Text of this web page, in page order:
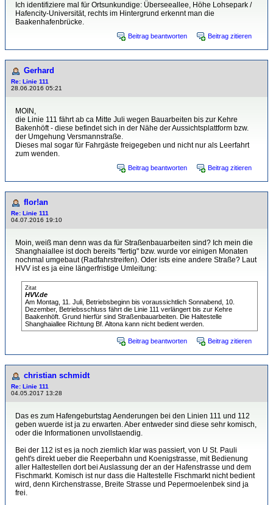
Ich identifiziere mal für Ortsunkundige: Überseeallee, Höhe Lohsepark /
Hafencity-Universität, rechts im Hintergrund erkennt man die
Baakenhafenbrücke.
Beitrag beantworten Beitrag zitieren
Gerhard
Re: Linie 111
28.06.2016 05:21
MOIN,
die Linie 111 fährt ab ca Mitte Juli wegen Bauarbeiten bis zur Kehre
Bakenhöft - diese befindet sich in der Nähe der Aussichtsplattform bzw.
der Umgehung Versmannstraße.
Dieses mal sogar für Fahrgäste freigegeben und nicht nur als Leerfahrt
zum wenden.
Beitrag beantworten Beitrag zitieren
flor!an
Re: Linie 111
04.07.2016 19:10
Moin, weiß man denn was da für Straßenbauarbeiten sind? Ich mein die
Shanghaiallee ist doch bereits "fertig" bzw. wurde vor einigen Monaten
nochmal umgebaut (Radfahrstreifen). Oder ists eine andere Straße? Laut
HVV ist es ja eine längerfristige Umleitung:
Zitat
HVV.de
Am Montag, 11. Juli, Betriebsbeginn bis voraussichtlich Sonnabend, 10.
Dezember, Betriebsschluss fährt die Linie 111 verlängert bis zur Kehre
Baakenhöft. Grund hierfür sind Straßenbauarbeiten. Die Haltestelle
Shanghaiallee Richtung Bf. Altona kann nicht bedient werden.
Beitrag beantworten Beitrag zitieren
christian schmidt
Re: Linie 111
04.05.2017 13:28
Das es zum Hafengeburtstag Aenderungen bei den Linien 111 und 112
geben wuerde ist ja zu erwarten. Aber entweder sind diese sehr komisch,
oder die Informationen unvollstaendig.
Bei der 112 ist es ja noch ziemlich klar was passiert, von U St. Pauli
geht's direkt ueber die Reeperbahn und Koenigstrasse, mit Bedienung
aller Haltestellen dort bei Auslassung der an der Hafenstrasse und dem
Fischmarkt. Komisch ist nur dass die Haltestelle Fischmarkt nicht bedient
wird, denn Kirchenstrasse, Breite Strasse und Pepermoelenbek sind ja
frei.